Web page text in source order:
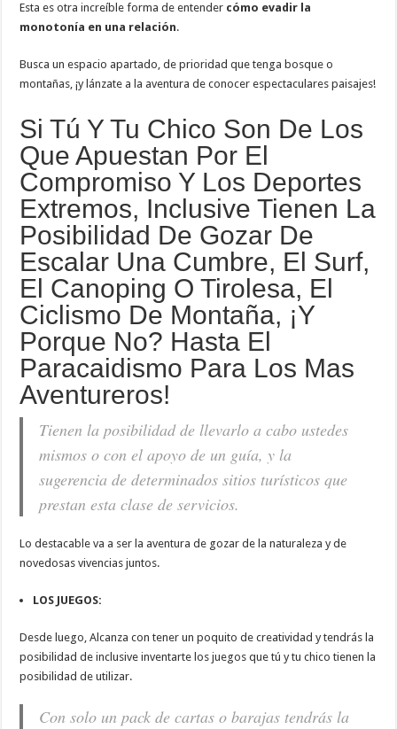
Esta es otra increíble forma de entender cómo evadir la
monotonía en una relación.
Busca un espacio apartado, de prioridad que tenga bosque o
montañas, ¡y lánzate a la aventura de conocer espectaculares paisajes!
Si Tú Y Tu Chico Son De Los
Que Apuestan Por El
Compromiso Y Los Deportes
Extremos, Inclusive Tienen La
Posibilidad De Gozar De
Escalar Una Cumbre, El Surf,
El Canoping O Tirolesa, El
Ciclismo De Montaña, ¡y
Porque No? Hasta El
Paracaidismo Para Los Mas
Aventureros!
Tienen la posibilidad de llevarlo a cabo ustedes
mismos o con el apoyo de un guía, y la
sugerencia de determinados sitios turísticos que
prestan esta clase de servicios.
Lo destacable va a ser la aventura de gozar de la naturaleza y de
novedosas vivencias juntos.
LOS JUEGOS:
Desde luego, Alcanza con tener un poquito de creatividad y tendrás la
posibilidad de inclusive inventarte los juegos que tú y tu chico tienen la
posibilidad de utilizar.
Con solo un pack de cartas o barajas tendrás la